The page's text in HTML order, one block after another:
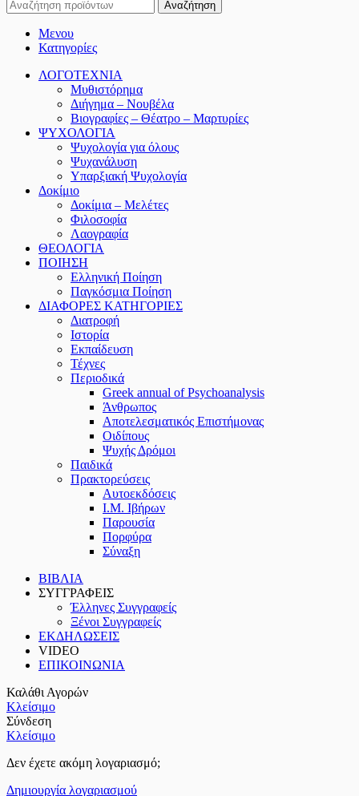
Αναζήτηση
Μενου
Κατηγορίες
ΛΟΓΟΤΕΧΝΙΑ
Μυθιστόρημα
Διήγημα – Νουβέλα
Βιογραφίες – Θέατρο – Μαρτυρίες
ΨΥΧΟΛΟΓΙΑ
Ψυχολογία για όλους
Ψυχανάλυση
Υπαρξιακή Ψυχολογία
Δοκίμιο
Δοκίμια – Μελέτες
Φιλοσοφία
Λαογραφία
ΘΕΟΛΟΓΙΑ
ΠΟΙΗΣΗ
Ελληνική Ποίηση
Παγκόσμια Ποίηση
ΔΙΑΦΟΡΕΣ ΚΑΤΗΓΟΡΙΕΣ
Διατροφή
Ιστορία
Εκπαίδευση
Τέχνες
Περιοδικά
Greek annual of Psychoanalysis
Άνθρωπος
Αποτελεσματικός Επιστήμονας
Οιδίπους
Ψυχής Δρόμοι
Παιδικά
Πρακτoρεύσεις
Αυτοεκδόσεις
Ι.Μ. Ιβήρων
Παρουσία
Πορφύρα
Σύναξη
ΒΙΒΛΙΑ
ΣΥΓΓΡΑΦΕΙΣ
Έλληνες Συγγραφείς
Ξένοι Συγγραφείς
ΕΚΔΗΛΩΣΕΙΣ
VIDEO
ΕΠΙΚΟΙΝΩΝΙΑ
Καλάθι Αγορών
Κλείσιμο
Σύνδεση
Κλείσιμο
Δεν έχετε ακόμη λογαριασμό;
Δημιουργία λογαριασμού